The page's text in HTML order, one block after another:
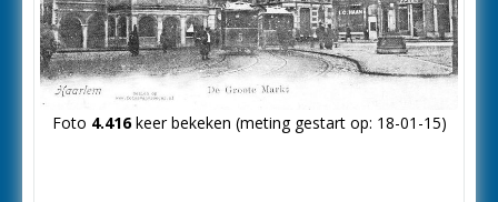
Foto 4.416keer bekeken (meting gestart op: 18-01-15)